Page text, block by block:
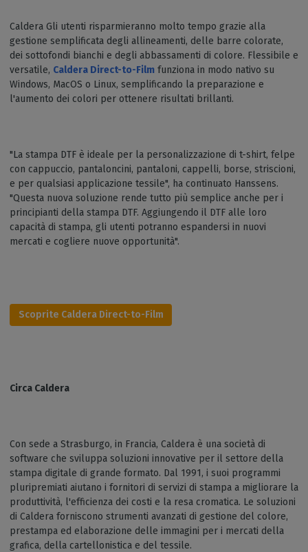
Caldera Gli utenti risparmieranno molto tempo grazie alla
gestione semplificata degli allineamenti, delle barre colorate,
dei sottofondi bianchi e degli abbassamenti di colore. Flessibile e
versatile, Caldera Direct-to-Film funziona in modo nativo su
Windows, MacOS o Linux, semplificando la preparazione e
l'aumento dei colori per ottenere risultati brillanti.
"La stampa DTF è ideale per la personalizzazione di t-shirt, felpe
con cappuccio, pantaloncini, pantaloni, cappelli, borse, striscioni,
e per qualsiasi applicazione tessile", ha continuato Hanssens.
"Questa nuova soluzione rende tutto più semplice anche per i
principianti della stampa DTF. Aggiungendo il DTF alle loro
capacità di stampa, gli utenti potranno espandersi in nuovi
mercati e cogliere nuove opportunità".
Scoprite Caldera Direct-to-Film
Circa Caldera
Con sede a Strasburgo, in Francia, Caldera è una società di
software che sviluppa soluzioni innovative per il settore della
stampa digitale di grande formato. Dal 1991, i suoi programmi
pluripremiati aiutano i fornitori di servizi di stampa a migliorare la
produttività, l'efficienza dei costi e la resa cromatica. Le soluzioni
di Caldera forniscono strumenti avanzati di gestione del colore,
prestampa ed elaborazione delle immagini per i mercati della
grafica, della cartellonistica e del tessile.